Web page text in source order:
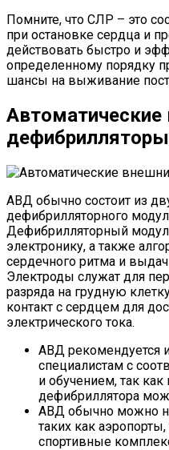
Помните, что СЛР – это
при остановке сердца и
действовать быстро и
определенному порядку
шансы на выживание
Автоматические
дефибрилляторы
АВД обычно состоит из
дефибрилляторного
Дефибрилляторный
электронику, а также
сердечного ритма и
Электроды служат для
разряда на грудную
контакт с сердцем для
электрического тока.
АВД рекомендуется
специалистам с
и обучением, так
дефибриллятора
АВД обычно можно
таких как
спортивные